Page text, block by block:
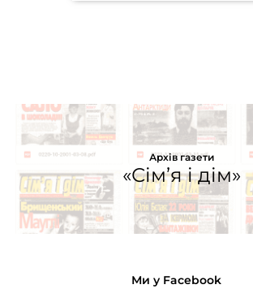
Архів газети
«Сім’я і дім»
Ми у Facebook